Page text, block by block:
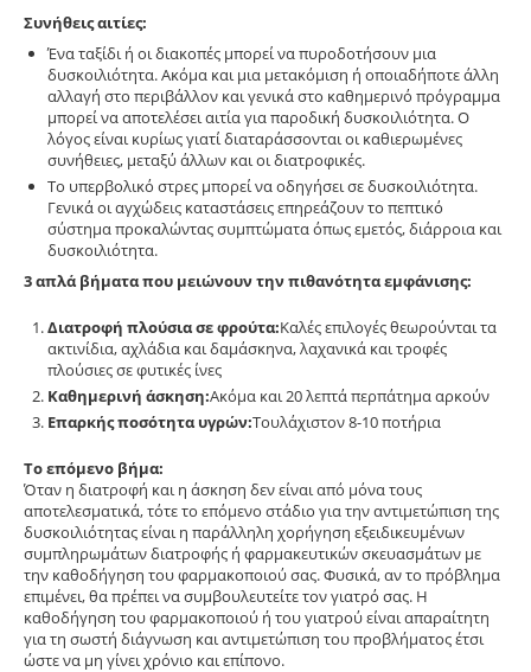
Συνήθεις αιτίες:
Ένα ταξίδι ή οι διακοπές μπορεί να πυροδοτήσουν μια
δυσκοιλιότητα. Ακόμα και μια μετακόμιση ή οποιαδήποτε άλλη
αλλαγή στο περιβάλλον και γενικά στο καθημερινό πρόγραμμα
μπορεί να αποτελέσει αιτία για παροδική δυσκοιλιότητα. Ο
λόγος είναι κυρίως γιατί διαταράσσονται οι καθιερωμένες
συνήθειες, μεταξύ άλλων και οι διατροφικές.
Το υπερβολικό στρες μπορεί να οδηγήσει σε δυσκοιλιότητα.
Γενικά οι αγχώδεις καταστάσεις επηρεάζουν το πεπτικό
σύστημα προκαλώντας συμπτώματα όπως εμετός, διάρροια και
δυσκοιλιότητα.
3 απλά βήματα που μειώνουν την πιθανότητα εμφάνισης:
Διατροφή πλούσια σε φρούτα:Καλές επιλογές θεωρούνται τα
ακτινίδια, αχλάδια και δαμάσκηνα, λαχανικά και τροφές
πλούσιες σε φυτικές ίνες
Καθημερινή άσκηση:Ακόμα και 20 λεπτά περπάτημα αρκούν
Επαρκής ποσότητα υγρών:Τουλάχιστον 8-10 ποτήρια
Το επόμενο βήμα:
Όταν η διατροφή και η άσκηση δεν είναι από μόνα τους
αποτελεσματικά, τότε το επόμενο στάδιο για την αντιμετώπιση της
δυσκοιλιότητας είναι η παράλληλη χορήγηση εξειδικευμένων
συμπληρωμάτων διατροφής ή φαρμακευτικών σκευασμάτων με
την καθοδήγηση του φαρμακοποιού σας. Φυσικά, αν το πρόβλημα
επιμένει, θα πρέπει να συμβουλευτείτε τον γιατρό σας. Η
καθοδήγηση του φαρμακοποιού ή του γιατρού είναι απαραίτητη
για τη σωστή διάγνωση και αντιμετώπιση του προβλήματος έτσι
ώστε να μη γίνει χρόνιο και επίπονο.